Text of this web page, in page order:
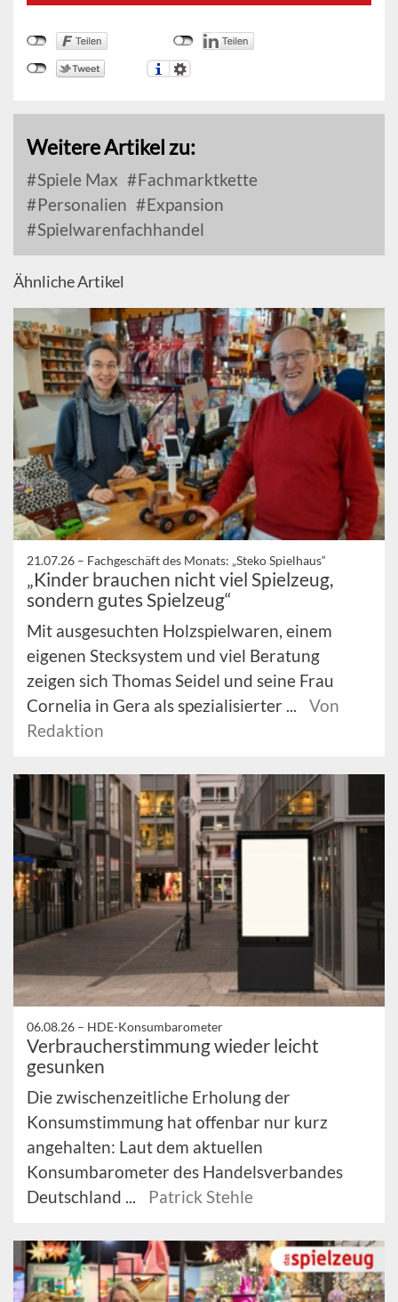
Weitere Artikel zu:
Spiele Max
Fachmarktkette
Personalien
Expansion
Spielwarenfachhandel
Ähnliche Artikel
21.07.26 – Fachgeschäft des Monats: „Steko Spielhaus“
„Kinder brauchen nicht viel Spielzeug,
sondern gutes Spielzeug“
Mit ausgesuchten Holzspielwaren, einem
eigenen Stecksystem und viel Beratung
zeigen sich Thomas Seidel und seine Frau
Cornelia in Gera als spezialisierter ...
Von
Redaktion
06.08.26 – HDE-Konsumbarometer
Verbraucherstimmung wieder leicht
gesunken
Die zwischenzeitliche Erholung der
Konsumstimmung hat offenbar nur kurz
angehalten: Laut dem aktuellen
Konsumbarometer des Handelsverbandes
Deutschland ...
Patrick Stehle